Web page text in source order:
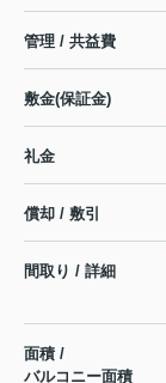
管理 / 共益費
敷金(保証金)
礼金
償却 / 敷引
間取り / 詳細
面積 /
バルコニー面積